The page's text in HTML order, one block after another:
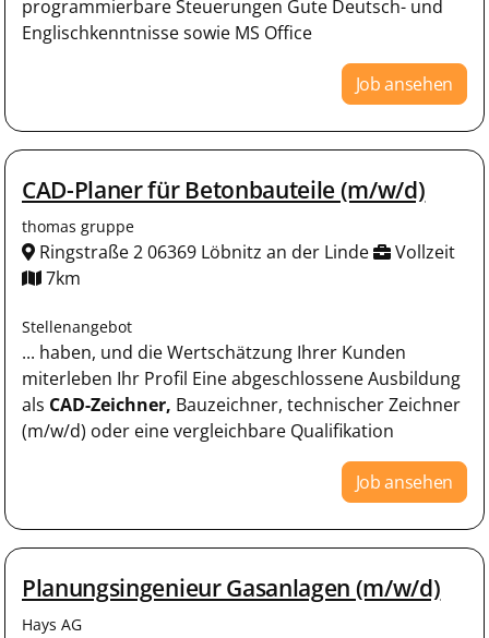
programmierbare Steuerungen Gute Deutsch- und
Englischkenntnisse sowie MS Office
Job ansehen
CAD-Planer für Betonbauteile (m/w/d)
thomas gruppe
Ringstraße 2 06369 Löbnitz an der Linde
Vollzeit
7km
Stellenangebot
... haben, und die Wertschätzung Ihrer Kunden
miterleben Ihr Profil Eine abgeschlossene Ausbildung
als CAD-Zeichner, Bauzeichner, technischer Zeichner
(m/w/d) oder eine vergleichbare Qualifikation
Job ansehen
Planungsingenieur Gasanlagen (m/w/d)
Hays AG